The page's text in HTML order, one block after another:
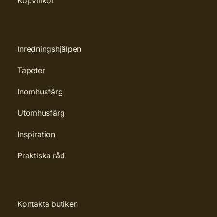
Rengöring: Penseltvätt
Inredningshjälpen
Tapeter
Inomhusfärg
Utomhusfärg
Inspiration
Praktiska råd
Kontakta butiken